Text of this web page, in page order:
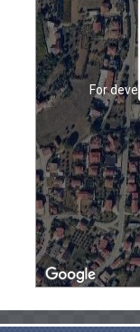
only For
only For